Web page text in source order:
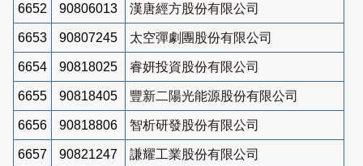
6652 90806013 漢唐經方股份有限公司
6653 90807245 太空彈劇團股份有限公司
6654 90818025 睿妍投資股份有限公司
6655 90818405 豐新二陽光能源股份有限公司
6656 90818806 智析研發股份有限公司
6657 90821247 謙耀工業股份有限公司